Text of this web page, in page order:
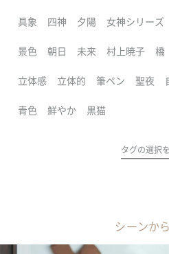
具象 四神 夕陽 女神シリーズ
景色 朝日 未来 村上暁子 橋
立体感 立体的 筆ペン 聖夜
青色 鮮やか 黒猫
タグの選択
シーンか